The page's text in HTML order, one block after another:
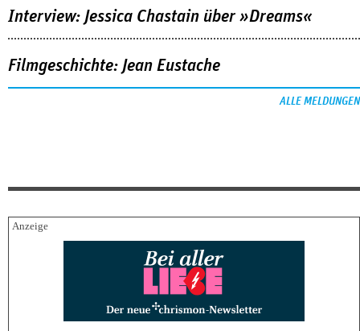
Interview: Jessica Chastain über »Dreams«
Filmgeschichte: Jean Eustache
ALLE MELDUNGEN